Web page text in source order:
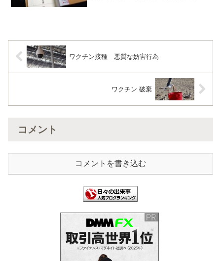
ワクチン接種 悪質な妨害行為
ワクチン 破棄
コメント
コメントを書き込む